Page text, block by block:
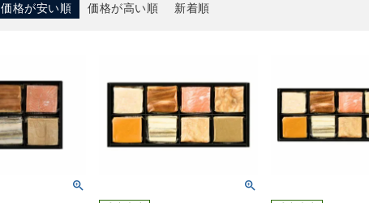
価格が安い順 価格が高い順 新着順